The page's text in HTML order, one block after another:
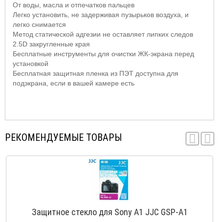
От воды, масла и отпечатков пальцев
Легко установить, не задерживая пузырьков воздуха, и
легко снимается
Метод статической адгезии не оставляет липких следов
2.5D закругленные края
Бесплатные инструменты для очистки ЖК-экрана перед
установкой
Бесплатная защитная пленка из ПЭТ доступна для
подэкрана, если в вашей камере есть
РЕКОМЕНДУЕМЫЕ ТОВАРЫ
Защитное стекло для Sony A1 JJC GSP-A1